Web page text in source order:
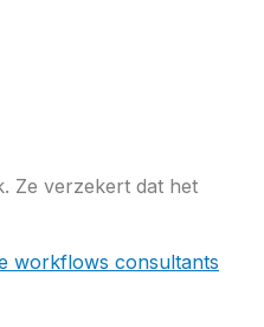
Ze verzekert dat het
workflows consultants